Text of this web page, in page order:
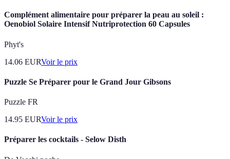
Complément alimentaire pour préparer la peau au soleil :
Oenobiol Solaire Intensif Nutriprotection 60 Capsules
Phyt's
14.06 EURVoir le prix
Puzzle Se Préparer pour le Grand Jour Gibsons
Puzzle FR
14.95 EURVoir le prix
Préparer les cocktails - Selow Disth